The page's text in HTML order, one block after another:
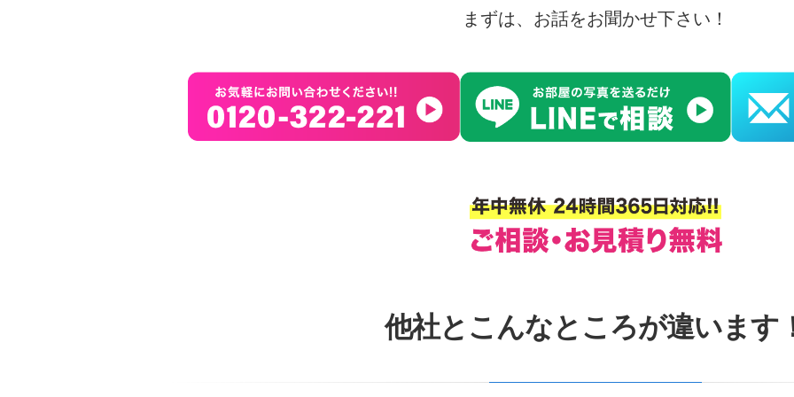
まずは、お話をお聞かせ下さい！
他社とこんなところが違います